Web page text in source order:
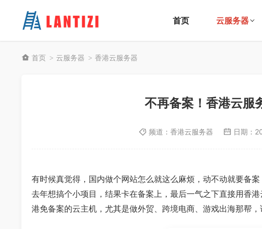
首页 云服务器
首页 > 云服务器 > 香港云服务器
不再备案！香港云服
频道： 香港云服务器 日期：
有时候真觉得，国内做个网站怎么就这么麻烦，动不动就要备
去年想搞个小项目，结果卡在备案上，最后一气之下直接用香
港免备案的云主机，尤其是做外贸、跨境电商、游戏出海那帮